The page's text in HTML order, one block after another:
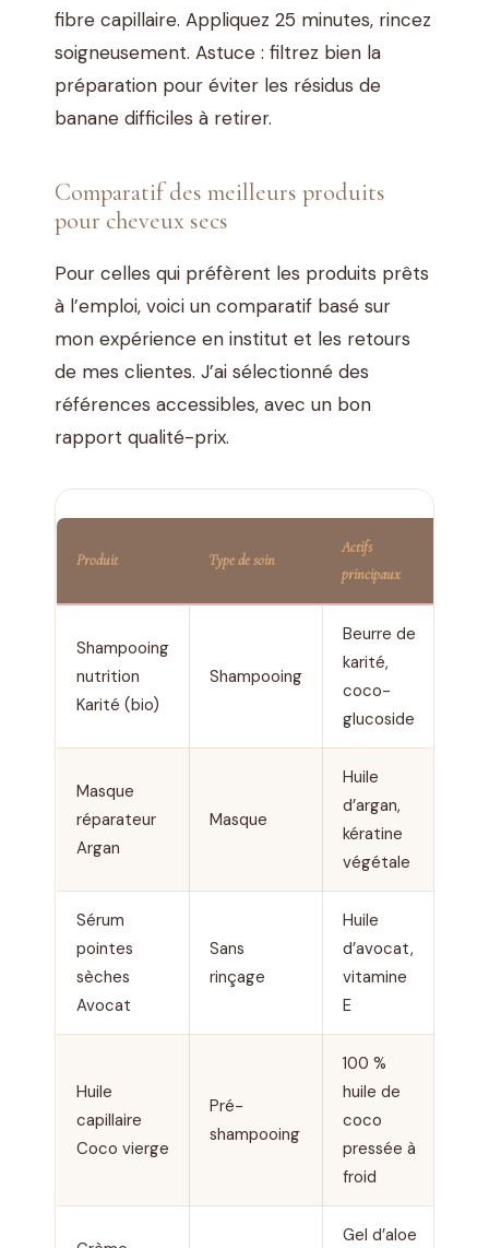
fibre capillaire. Appliquez 25 minutes, rincez
soigneusement. Astuce : filtrez bien la
préparation pour éviter les résidus de
banane difficiles à retirer.
Comparatif des meilleurs produits
pour cheveux secs
Pour celles qui préfèrent les produits prêts
à l’emploi, voici un comparatif basé sur
mon expérience en institut et les retours
de mes clientes. J’ai sélectionné des
références accessibles, avec un bon
rapport qualité-prix.
Produit Type de soin
Actifs
principaux
Shampooing
nutrition
Karité (bio)
Shampooing
Beurre de
karité,
coco-
glucoside
Masque
réparateur
Argan
Masque
Huile
d’argan,
kératine
végétale
Sérum
pointes
sèches
Avocat
Sans
rinçage
Huile
d’avocat,
vitamine
E
Huile
capillaire
Coco vierge
Pré-
shampooing
100 %
huile de
coco
pressée à
froid
Gel d’aloe